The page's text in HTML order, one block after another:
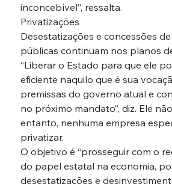
inconcebível”, ressalta.
Privatizações
Desestatizações e concessões
públicas continuam nos planos
“Liberar o Estado para que ele
eficiente naquilo que é sua
premissas do governo atual e
no próximo mandato”, diz. Ele
entanto, nenhuma empresa
privatizar.
O objetivo é “prosseguir com o
do papel estatal na economia,
desestatizações e